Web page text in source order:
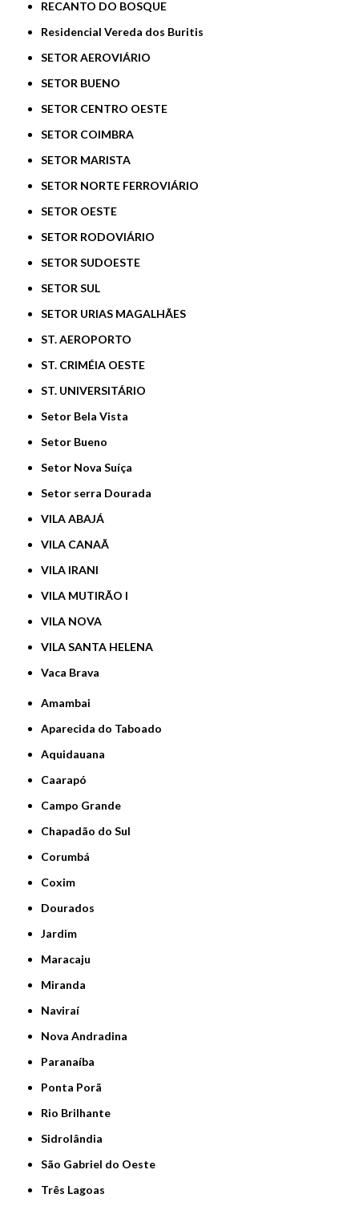
RECANTO DO BOSQUE
Residencial Vereda dos Buritis
SETOR AEROVIÁRIO
SETOR BUENO
SETOR CENTRO OESTE
SETOR COIMBRA
SETOR MARISTA
SETOR NORTE FERROVIÁRIO
SETOR OESTE
SETOR RODOVIÁRIO
SETOR SUDOESTE
SETOR SUL
SETOR URIAS MAGALHÃES
ST. AEROPORTO
ST. CRIMÉIA OESTE
ST. UNIVERSITÁRIO
Setor Bela Vista
Setor Bueno
Setor Nova Suíça
Setor serra Dourada
VILA ABAJÁ
VILA CANAÃ
VILA IRANI
VILA MUTIRÃO I
VILA NOVA
VILA SANTA HELENA
Vaca Brava
Amambai
Aparecida do Taboado
Aquidauana
Caarapó
Campo Grande
Chapadão do Sul
Corumbá
Coxim
Dourados
Jardim
Maracaju
Miranda
Naviraí
Nova Andradina
Paranaíba
Ponta Porã
Rio Brilhante
Sidrolândia
São Gabriel do Oeste
Três Lagoas